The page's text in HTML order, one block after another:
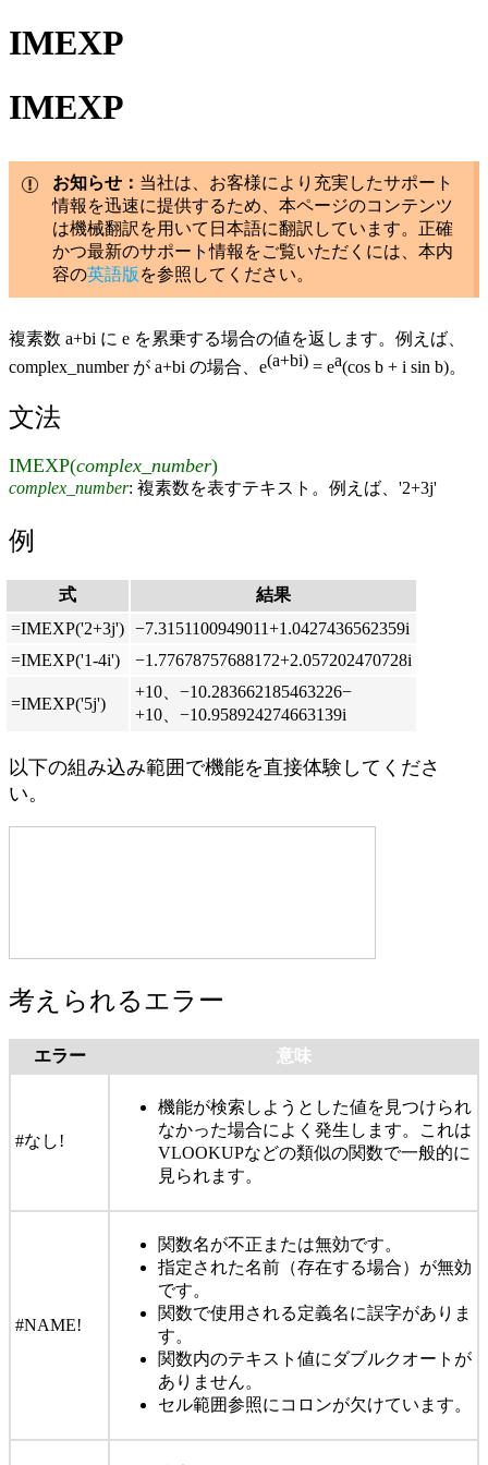
IMEXP
IMEXP
お知らせ： 当社は、お客様により充実したサポート
情報を迅速に提供するため、本ページのコンテンツ
は機械翻訳を用いて日本語に翻訳しています。正確
かつ最新のサポート情報をご覧いただくには、本内
容の英語版 を参照してください。
複素数 a+bi に e を累乗する場合の値を返します。例えば、
complex_number が a+bi の場合、e(a+bi) = ea(cos b + i sin b)。
文法
IMEXP(complex_number)
complex_number: 複素数を表すテキスト。例えば、'2+3j'
例
式
結果
=IMEXP('2+3j') −7.3151100949011+1.0427436562359i
=IMEXP('1-4i')
−1.77678757688172+2.057202470728i
=IMEXP('5j')
+10、−10.283662185463226−
+10、−10.958924274663139i
以下の組み込み範囲で機能を直接体験してくださ
い。
考えられるエラー
エラー 意味
#なし!
機能が検索しようとした値を見つけられ
なかった場合によく発生します。これは
VLOOKUPなどの類似の関数で一般的に
見られます。
#NAME!
関数名が不正または無効です。
指定された名前（存在する場合）が無効
です。
関数で使用される定義名に誤字がありま
す。
関数内のテキスト値にダブルクオートが
ありません。
セル範囲参照にコロンが欠けています。